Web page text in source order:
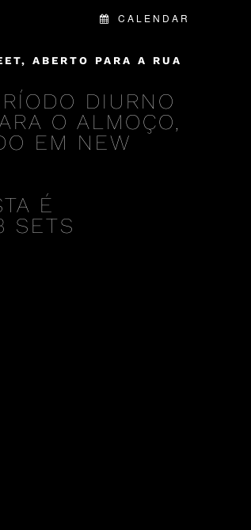
CALENDAR
ABERTO PARA A RUA
DIURNO
O ALMOÇO,
EM NEW
É
SETS